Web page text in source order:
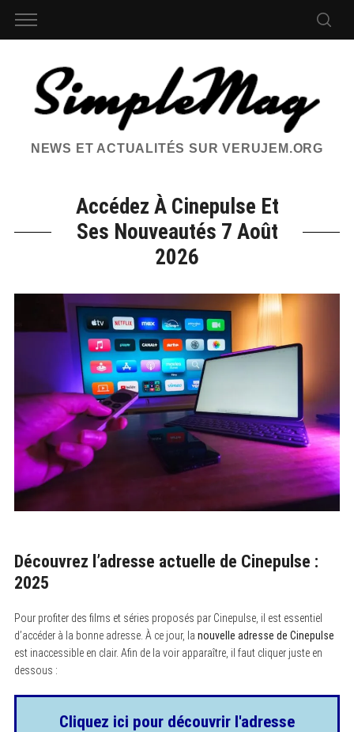
NEWS ET ACTUALITÉS SUR VERUJEM.ORG
Accédez À Cinepulse Et
Ses Nouveautés 7 Août
2026
Découvrez l’adresse actuelle de Cinepulse :
2025
Pour profiter des films et séries proposés par Cinepulse, il est essentiel
d’accéder à la bonne adresse. À ce jour, la nouvelle adresse de Cinepulse
est inaccessible en clair. Afin de la voir apparaître, il faut cliquer juste en
dessous :
Cliquez ici pour découvrir l'adresse